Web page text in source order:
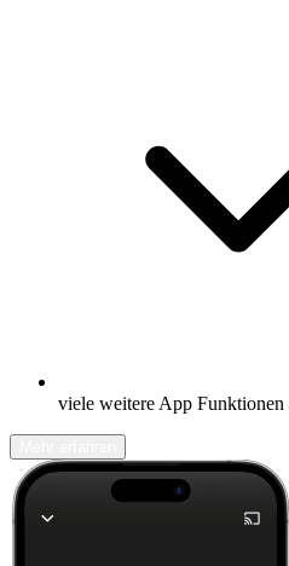
viele weitere App Funktionen